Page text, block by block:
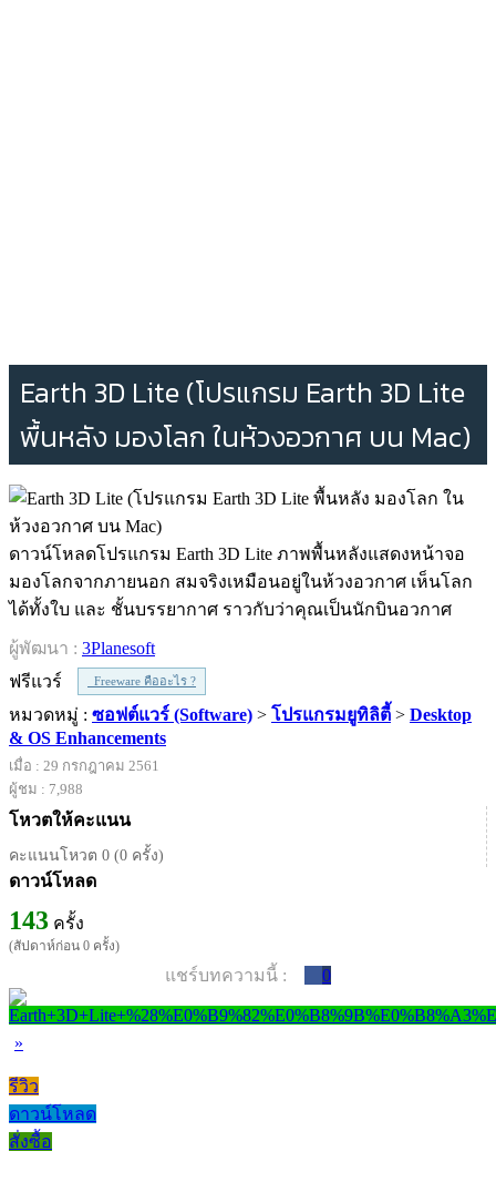
Earth 3D Lite (โปรแกรม Earth 3D Lite
พื้นหลัง มองโลก ในห้วงอวกาศ บน Mac)
ดาวน์โหลดโปรแกรม Earth 3D Lite ภาพพื้นหลังแสดงหน้าจอ
มองโลกจากภายนอก สมจริงเหมือนอยู่ในห้วงอวกาศ เห็นโลก
ได้ทั้งใบ และ ชั้นบรรยากาศ ราวกับว่าคุณเป็นนักบินอวกาศ
ผู้พัฒนา : 3Planesoft
ฟรีแวร์
Freeware คืออะไร ?
หมวดหมู่ : ซอฟต์แวร์ (Software) > โปรแกรมยูทิลิตี้ > Desktop
& OS Enhancements
เมื่อ : 29 กรกฎาคม 2561
ผู้ชม : 7,988
โหวตให้คะแนน
คะแนนโหวต 0 (0 ครั้ง)
ดาวน์โหลด
143 ครั้ง
(สัปดาห์ก่อน 0 ครั้ง)
แชร์บทความนี้ : 0
»
รีวิว
ดาวน์โหลด
สั่งซื้อ